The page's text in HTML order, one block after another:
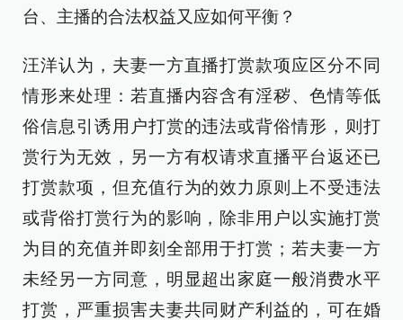
台、主播的合法权益又应如何平衡？
汪洋认为，夫妻一方直播打赏款项应区分不同
情形来处理：若直播内容含有淫秽、色情等低
俗信息引诱用户打赏的违法或背俗情形，则打
赏行为无效，另一方有权请求直播平台返还已
打赏款项，但充值行为的效力原则上不受违法
或背俗打赏行为的影响，除非用户以实施打赏
为目的充值并即刻全部用于打赏；若夫妻一方
未经另一方同意，明显超出家庭一般消费水平
打赏，严重损害夫妻共同财产利益的，可在婚